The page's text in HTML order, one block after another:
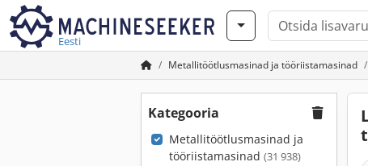
Eesti
Metallitöötlusmasinad ja tööriistamasinad
Kategooria
Metallitöötlusmasinad ja
tööriistamasinad (31 938)